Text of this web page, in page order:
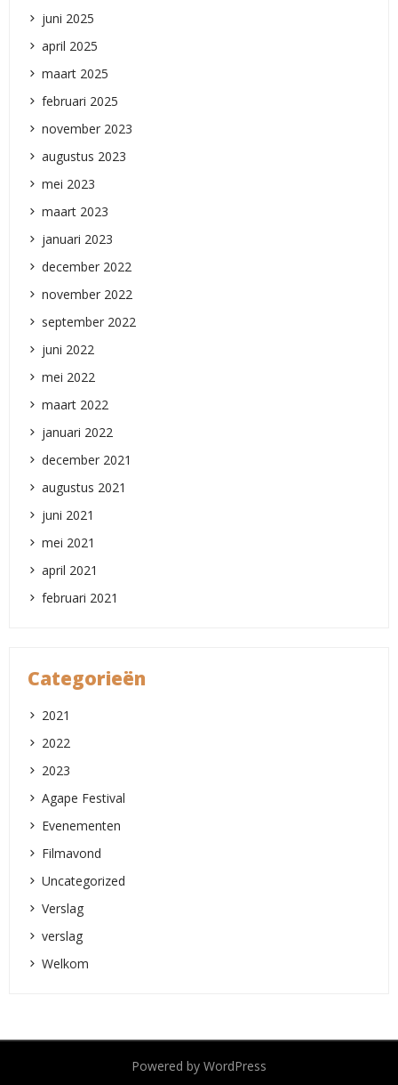
juni 2025
april 2025
maart 2025
februari 2025
november 2023
augustus 2023
mei 2023
maart 2023
januari 2023
december 2022
november 2022
september 2022
juni 2022
mei 2022
maart 2022
januari 2022
december 2021
augustus 2021
juni 2021
mei 2021
april 2021
februari 2021
Categorieën
2021
2022
2023
Agape Festival
Evenementen
Filmavond
Uncategorized
Verslag
verslag
Welkom
Powered by WordPress